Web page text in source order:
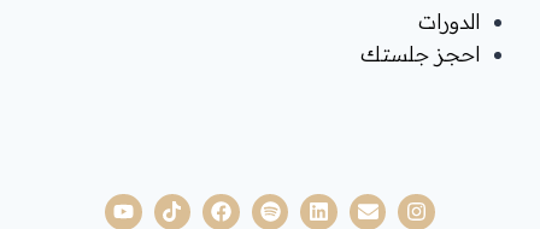
الدورات
احجز جلستك